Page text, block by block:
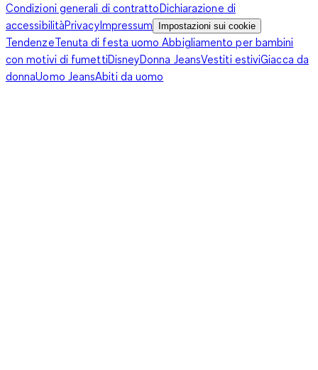
Condizioni generali di contrattoDichiarazione di
accessibilitàPrivacyImpressum Impostazioni sui cookie
TendenzeTenuta di festa uomoAbbigliamento per bambini
con motivi di fumettiDisneyDonna JeansVestiti estiviGiacca da
donnaUomo JeansAbiti da uomo